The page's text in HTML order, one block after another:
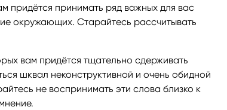
Рыбы Расклад Таро на 2025 год
придётся принимать ряд важных для вас
окружающих. Старайтесь рассчитывать
вам придётся тщательно сдерживать
шквал неконструктивной и очень обидной
не воспринимать эти слова близко к